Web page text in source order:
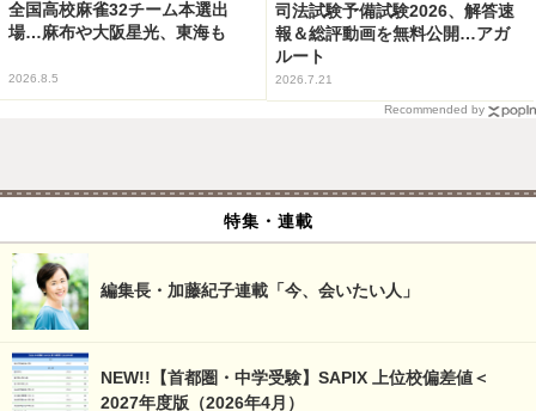
全国高校麻雀32チーム本選出
場…麻布や大阪星光、東海も
2026.8.5
司法試験予備試験2026、解答速
報＆総評動画を無料公開…アガ
ルート
2026.7.21
Recommended by
特集・連載
編集長・加藤紀子連載「今、会いたい人」
NEW!!【首都圏・中学受験】SAPIX 上位校偏差値＜
2027年度版（2026年4月）